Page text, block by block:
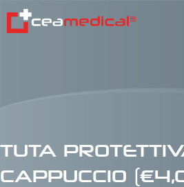
TUTA
CAPPUCCIO